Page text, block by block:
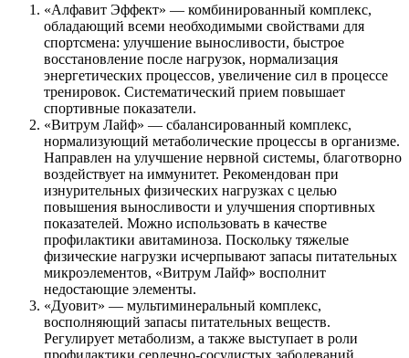
«Алфавит Эффект» — комбинированный комплекс,
обладающий всеми необходимыми свойствами для
спортсмена: улучшение выносливости, быстрое
восстановление после нагрузок, нормализация
энергетических процессов, увеличение сил в процессе
тренировок. Систематический прием повышает
спортивные показатели.
«Витрум Лайф» — сбалансированный комплекс,
нормализующий метаболические процессы в организме.
Направлен на улучшение нервной системы, благотворно
воздействует на иммунитет. Рекомендован при
изнурительных физических нагрузках с целью
повышения выносливости и улучшения спортивных
показателей. Можно использовать в качестве
профилактики авитаминоза. Поскольку тяжелые
физические нагрузки исчерпывают запасы питательных
микроэлементов, «Витрум Лайф» восполнит
недостающие элементы.
«Дуовит» — мультиминеральный комплекс,
восполняющий запасы питательных веществ.
Регулирует метаболизм, а также выступает в роли
профилактики сердечно-сосудистых заболеваний.